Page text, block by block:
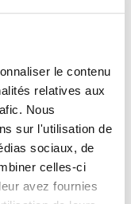
le contenu
relatives aux
Nous
sur l'utilisation de
sociaux, de
celles-ci
avez fournies